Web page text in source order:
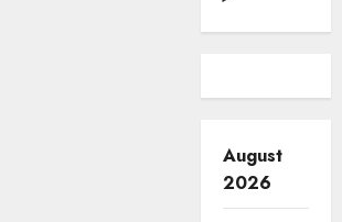
August
2026